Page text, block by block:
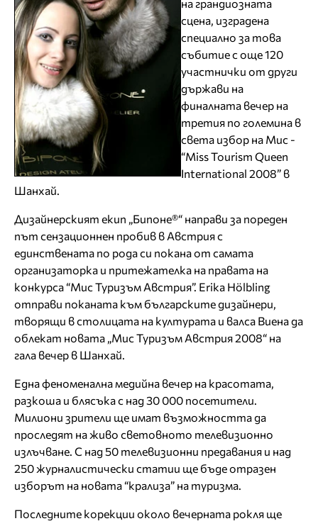
на грандиозната
сцена, изградена
специално за това
събитие с още 120
участнички от други
държави на
финалната вечер на
третия по големина в
света избор на Мис -
“Miss Tourism Queen
International 2008” в
Шанхай.
Дизайнерският екип „Бипоне®“ направи за пореден
път сензационнен пробив в Австрия с
единствената по рода си покана от самата
организаторка и притежателка на правата на
конкурса “Мис Туризъм Австрия”. Erika Hölbling
отправи поканата към българските дизайнери,
творящи в столицата на културата и валса Виена да
облекат новата „Мис Туризъм Австрия 2008“ на
гала вечер в Шанхай.
Една феноменална медийна вечер на красотата,
разкоша и блясъка с над 30 000 посетители.
Милиони зрители ще имат възможността да
проследят на живо световното телевизионно
излъчване. С над 50 телевизионни предавания и над
250 журналистически статии ще бъде отразен
изборът на новата “крализа” на туризма.
Последните корекции около вечерната рокля ще